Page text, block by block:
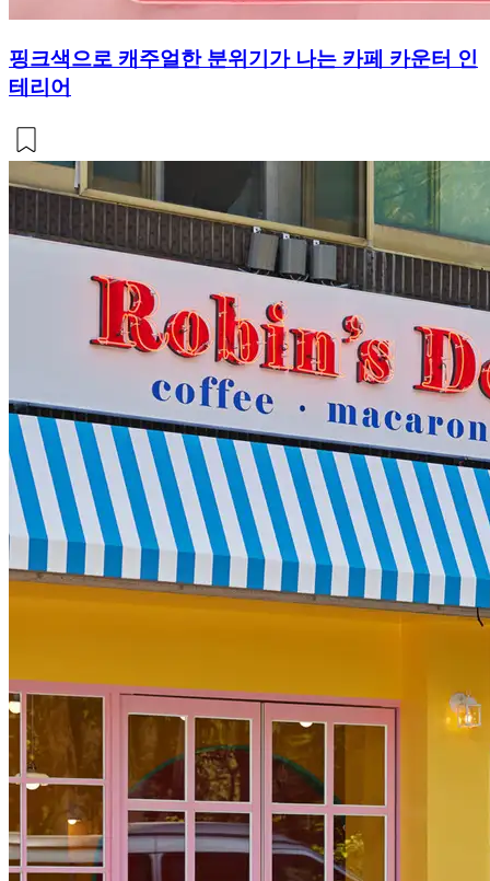
핑크색으로 캐주얼한 분위기가 나는 카페 카운터 인
테리어